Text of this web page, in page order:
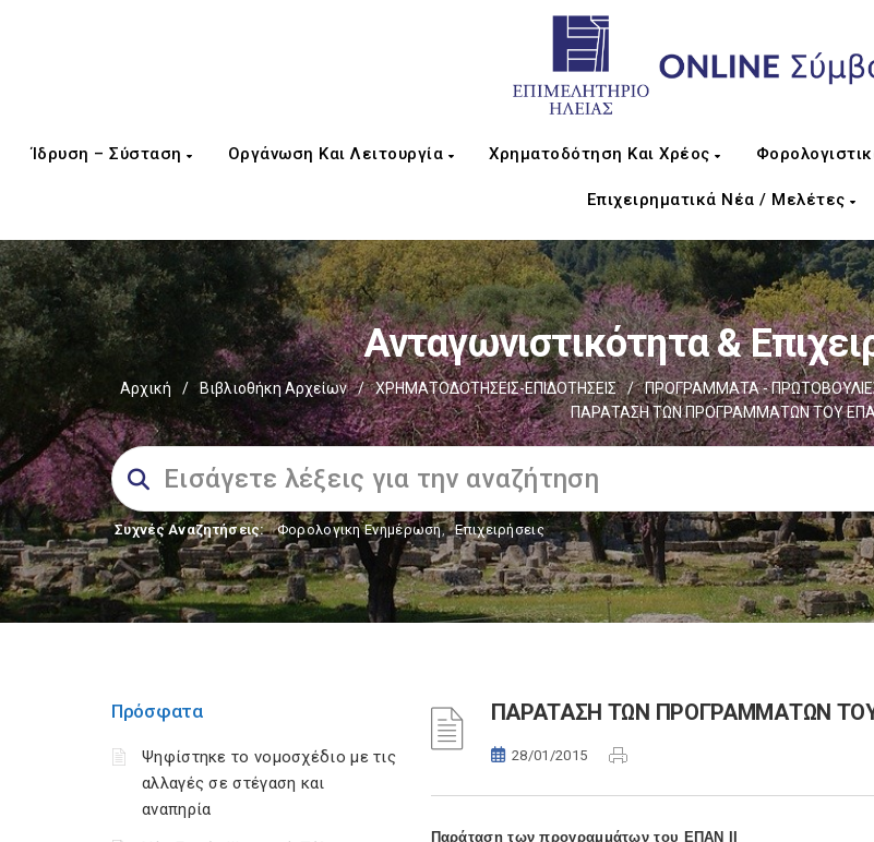
Ίδρυση – Σύσταση Οργάνωση Και Λειτουργία Χρηματοδότηση Και Χρέος
Επιχειρηματικά Νέα / Μελέτες
Ανταγωνιστικότητα &
Αρχική / Βιβλιοθήκη Αρχείων / ΧΡΗΜΑΤΟΔΟΤΗΣΕΙΣ-ΕΠΙΔΟΤΗΣΕΙΣ / ΠΡΟΓΡΑΜΜΑΤΑ -
ΠΑΡΑΤΑΣΗ ΤΩΝ ΠΡΟΓΡΑΜΜΑΤΩΝ ΤΟΥ
Συχνές Αναζητήσεις: Φορολογικη Ενημέρωση, Επιχειρήσεις
Πρόσφατα
Ψηφίστηκε το νομοσχέδιο με τις
αλλαγές σε στέγαση και
αναπηρία
ΠΑΡΑΤΑΣΗ ΤΩΝ ΠΡΟΓΡΑΜΜΑΤΩΝ ΤΟΥ
28/01/2015
Παράταση των προγραμμάτων του ΕΠΑΝ ΙΙ